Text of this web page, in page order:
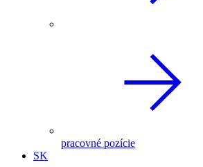
pracovné pozície
SK